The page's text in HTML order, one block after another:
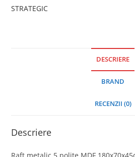
STRATEGIC
DESCRIERE
BRAND
RECENZII (0)
Descriere
Raft metalic 5 polite MDF